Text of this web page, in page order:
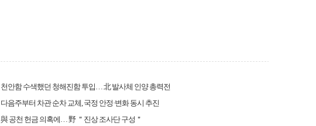
천안함 수색했던 청해진함 투입… 北 발사체 인양 총력전
다음주부터 차관 순차 교체, 국정 안정·변화 동시 추진
與 공천 헌금 의혹에… 野 ＂진상 조사단 구성＂